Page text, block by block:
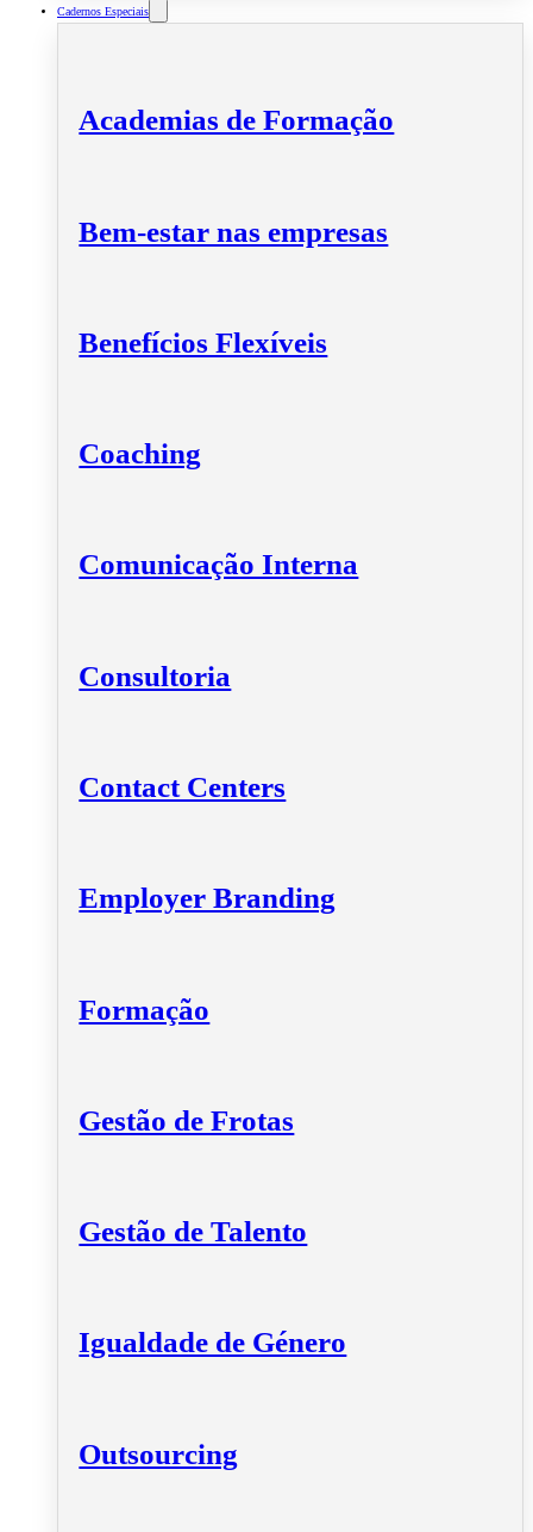
Cadernos Especiais
Academias de Formação
Bem-estar nas empresas
Benefícios Flexíveis
Coaching
Comunicação Interna
Consultoria
Contact Centers
Employer Branding
Formação
Gestão de Frotas
Gestão de Talento
Igualdade de Género
Outsourcing